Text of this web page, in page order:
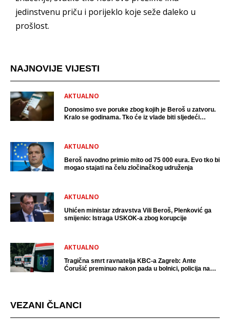
jedinstvenu priču i porijeklo koje seže daleko u
prošlost.
NAJNOVIJE VIJESTI
AKTUALNO
Donosimo sve poruke zbog kojih je Beroš u zatvoru.
Kralo se godinama. Tko će iz vlade biti sljedeći
AKTUALNO
Beroš navodno primio mito od 75 000 eura. Evo tko bi
mogao stajati na čelu zločinačkog udruženja
AKTUALNO
Uhićen ministar zdravstva Vili Beroš, Plenković ga
smijenio: Istraga USKOK-a zbog korupcije
AKTUALNO
Tragična smrt ravnatelja KBC-a Zagreb: Ante
Ćorušić preminuo nakon pada u bolnici, policija na
VEZANI ČLANCI